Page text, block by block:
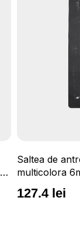
Saltea de
multicolora
artistic si
alunecare 4F
127.4 lei